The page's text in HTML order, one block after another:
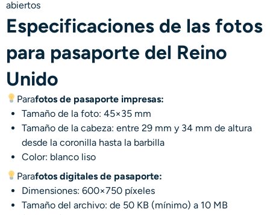
abiertos
Especificaciones de las fotos
para pasaporte del Reino
Unido
Parafotos de pasaporte impresas:
Tamaño de la foto: 45×35 mm
Tamaño de la cabeza: entre 29 mm y 34 mm de altura
desde la coronilla hasta la barbilla
Color: blanco liso
Parafotos digitales de pasaporte:
Dimensiones: 600×750 píxeles
Tamaño del archivo: de 50 KB (mínimo) a 10 MB